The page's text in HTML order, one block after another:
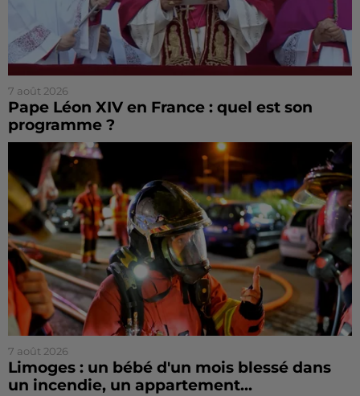
7 août 2026
Pape Léon XIV en France : quel est son
programme ?
7 août 2026
Limoges : un bébé d'un mois blessé dans
un incendie, un appartement...